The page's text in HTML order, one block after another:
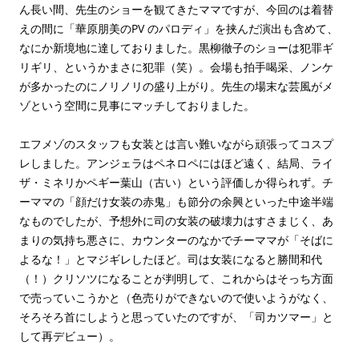
ん長い間、先生のショーを観てきたママですが、今回のは着替
えの間に「華原朋美のPV のパロディ」を挟んだ演出も含めて、
なにか新境地に達しておりました。黒柳徹子のショーは犯罪ギ
リギリ、というかまさに犯罪（笑）。会場も拍手喝采、ノンケ
が多かったのにノリノリの盛り上がり。先生の場末な芸風がメ
ゾという空間に見事にマッチしておりました。
エフメゾのスタッフも女装とは言い難いながら頑張ってコスプ
レしました。アンジェラはペネロペにはほど遠く、結局、ライ
ザ・ミネリかペギー葉山（古い）という評価しか得られず。チ
ーママの「顔だけ女装の赤鬼」も節分の余興といった中途半端
なものでしたが、予想外に司の女装の破壊力はすさまじく、あ
まりの気持ち悪さに、カウンターのなかでチーママが「そばに
よるな！」とマジギレしたほど。司は女装になると勝間和代
（！）クリソツになることが判明して、これからはそっち方面
で売っていこうかと（色売りができないので使いようがなく、
そろそろ首にしようと思っていたのですが、「司カツマー」と
して再デビュー）。